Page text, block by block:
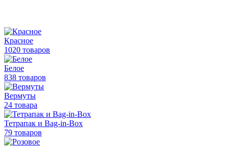
Красное
1020 товаров
Белое
838 товаров
Вермуты
24 товара
Тетрапак и Bag-in-Box
79 товаров